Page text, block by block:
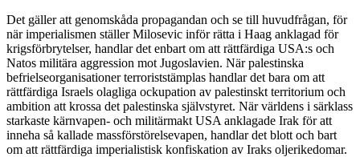
Det gäller att genomskåda propagandan och se till huvudfrågan, för
när imperialismen ställer Milosevic inför rätta i Haag anklagad för
krigsförbrytelser, handlar det enbart om att rättfärdiga USA:s och
Natos militära aggression mot Jugoslavien. När palestinska
befrielseorganisationer terroriststämplas handlar det bara om att
rättfärdiga Israels olagliga ockupation av palestinskt territorium och
ambition att krossa det palestinska självstyret. När världens i särklass
starkaste kärnvapen- och militärmakt USA anklagade Irak för att
inneha så kallade massförstörelsevapen, handlar det blott och bart
om att rättfärdiga imperialistisk konfiskation av Iraks oljerikedomar.